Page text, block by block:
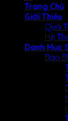
Trang Chủ
Giới Thiệu
Quá
Hệ
Danh Mục
Bao Bì